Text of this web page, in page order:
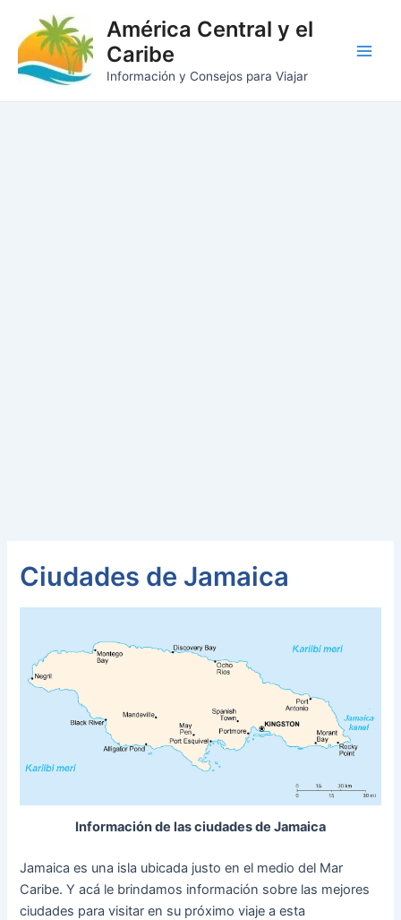
contenido
América Central y el
Caribe
Información y Consejos para Viajar
Ciudades de Jamaica
Información de las ciudades de Jamaica
Jamaica es una isla ubicada justo en el medio del Mar
Caribe. Y acá le brindamos información sobre las mejores
ciudades para visitar en su próximo viaje a esta